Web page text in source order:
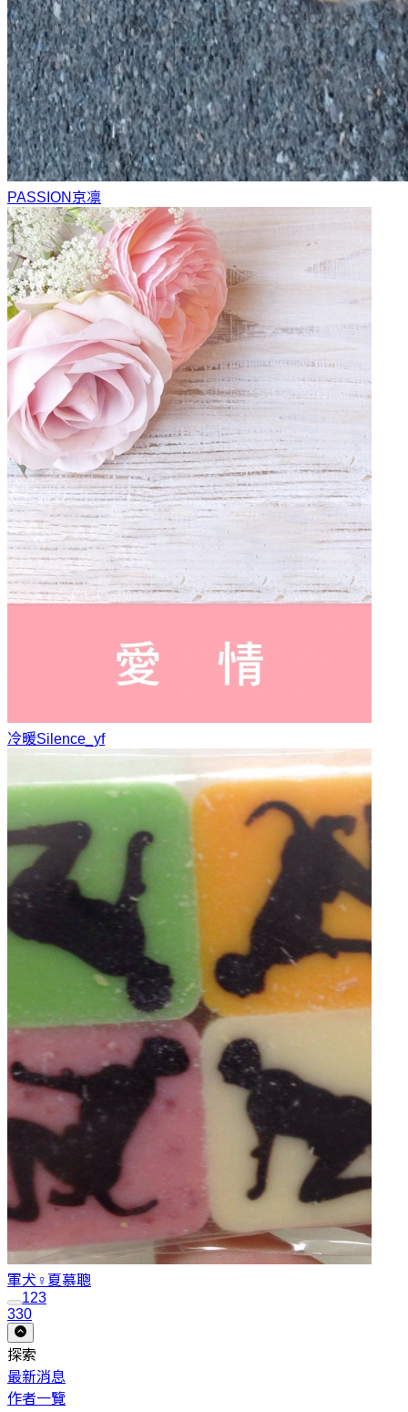
PASSION 京凛
冷暖Silence_yf
軍犬♀ 夏慕聰
123
330
探索
最新消息
作者一覽